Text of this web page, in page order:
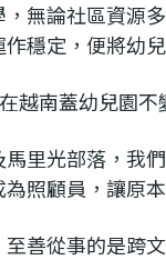
無論社區資源
穩定，便將幼
越南蓋幼兒園不
里光部落，我
照顧員，讓原
善從事的是跨